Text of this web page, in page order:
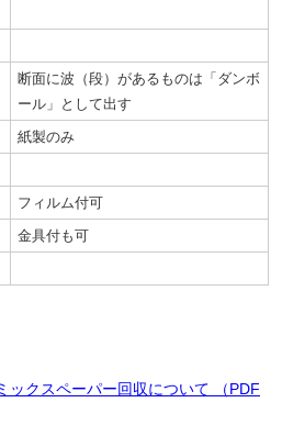
断面に波（段）があるものは「ダンボ
ール」として出す
紙製のみ
フィルム付可
金具付も可
ックスペーパー回収について （PDF